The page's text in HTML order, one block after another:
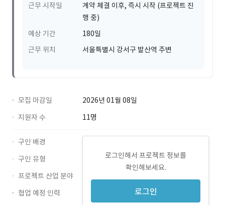
근무 시작일
계약 체결 이후, 즉시 시작 (프로젝트 진
행 중)
예상 기간
180일
근무 위치
서울특별시 강서구 발산역 주변
모집 마감일
2026년 01월 08일
지원자 수
11명
로그인해서 프로젝트 정보를
확인해보세요.
로그인
구인 배경
구인 유형
프로젝트 산업 분야
협업 예정 인력